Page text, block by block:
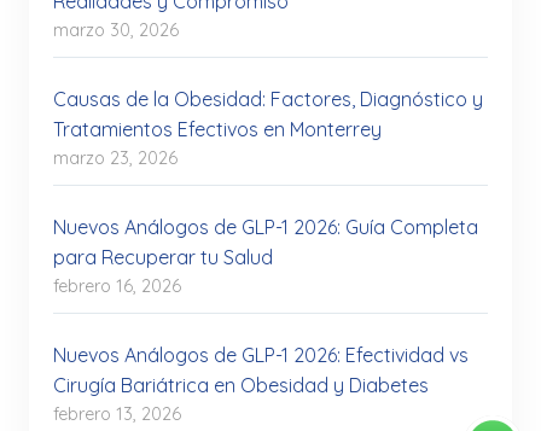
marzo 30, 2026
Causas de la Obesidad: Factores, Diagnóstico y
Tratamientos Efectivos en Monterrey
marzo 23, 2026
Nuevos Análogos de GLP-1 2026: Guía Completa
para Recuperar tu Salud
febrero 16, 2026
Nuevos Análogos de GLP-1 2026: Efectividad vs
Cirugía Bariátrica en Obesidad y Diabetes
febrero 13, 2026